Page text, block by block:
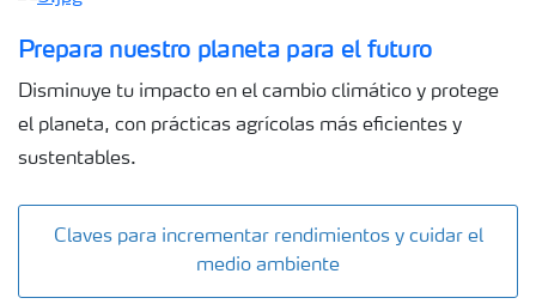
Prepara nuestro planeta para el futuro
Disminuye tu impacto en el cambio climático y protege
el planeta, con prácticas agrícolas más eficientes y
sustentables.
Claves para incrementar rendimientos y cuidar el
medio ambiente